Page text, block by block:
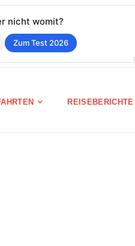
REISEBERICHTE
nicht womit?
Zum Test 2026